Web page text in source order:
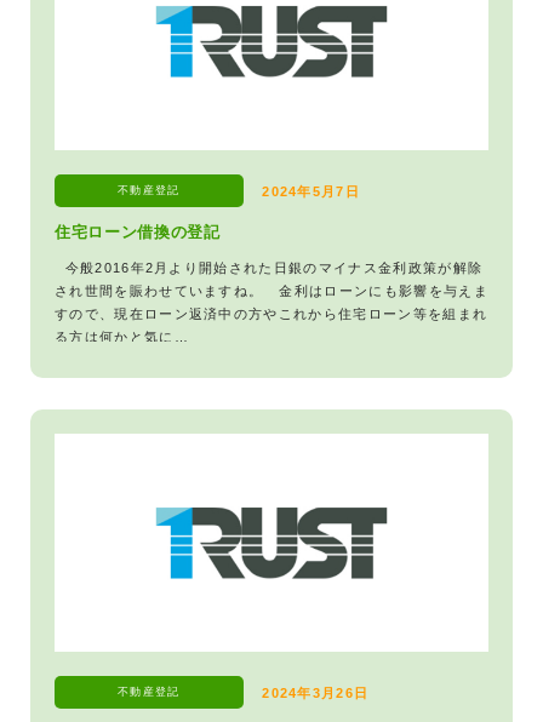
住宅ローン借換の登記
不動産登記 2024年5月7日
今般2016年2月より開始された日銀のマイナス金利政策が解除
され世間を賑わせていますね。 金利はローンにも影響を与えま
すので、現在ローン返済中の方やこれから住宅ローン等を組まれ
る方は何かと気に…
不動産登記 2024年3月26日